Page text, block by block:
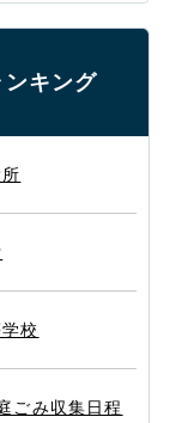
ンキング
校
ごみ収集日程